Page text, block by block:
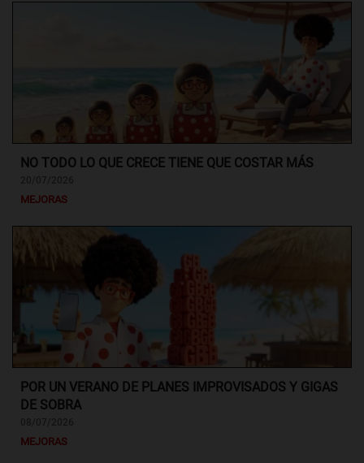
NO TODO LO QUE CRECE TIENE QUE COSTAR MÁS
MEJORAS
POR UN VERANO DE PLANES IMPROVISADOS Y GIGAS
DE SOBRA
MEJORAS